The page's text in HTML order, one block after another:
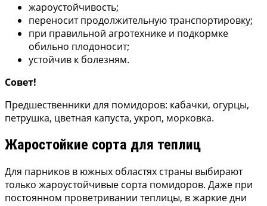
жароустойчивость;
переносит продолжительную транспортировку;
при правильной агротехнике и подкормке
обильно плодоносит;
устойчив к болезням.
Совет!
Предшественники для помидоров: кабачки, огурцы,
петрушка, цветная капуста, укроп, морковка.
Жаростойкие сорта для теплиц
Для парников в южных областях страны выбирают
только жароустойчивые сорта помидоров. Даже при
постоянном проветривании теплицы, в жаркие дни